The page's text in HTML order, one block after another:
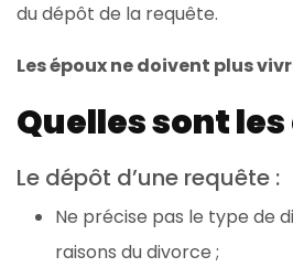
du dépôt de la requête.
Les époux ne doivent plus
Quelles sont
Le dépôt d’une requête :
Ne précise pas le type de
raisons du divorce ;